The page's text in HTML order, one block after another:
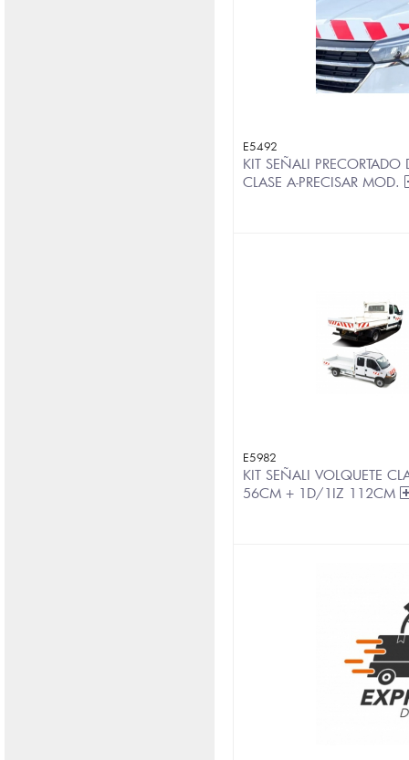
E5492
KIT SEÑALI PRECORTADO
CLASE A-PRECISAR MOD.
E5982
KIT SEÑALI VOLQUETE
56CM + 1D/1IZ 112CM